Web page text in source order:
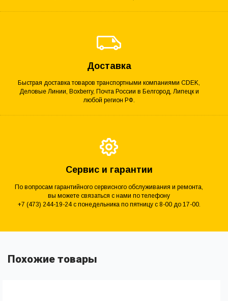
Доставка
Быстрая доставка товаров транспортными компаниями CDEK,
Деловые Линии, Boxberry, Почта России в Белгород, Липецк и
любой регион РФ.
Сервис и гарантии
По вопросам гарантийного сервисного обслуживания и ремонта,
вы можете связаться с нами по телефону
+7 (473) 244-19-24 с понедельника по пятницу с 8-00 до 17-00.
Похожие товары